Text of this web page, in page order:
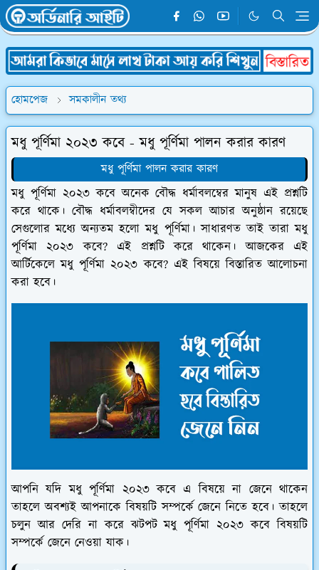
হোমপেজ সমকালীন তথ্য
মধু পূর্ণিমা ২০২৩ কবে - মধু পূর্ণিমা পালন করার কারণ
মধু পূর্ণিমা পালন করার কারণ
মধু পূর্ণিমা ২০২৩ কবে অনেক বৌদ্ধ ধর্মাবলম্বের মানুষ এই প্রশ্নটি
করে থাকে। বৌদ্ধ ধর্মাবলম্বীদের যে সকল আচার অনুষ্ঠান রয়েছে
সেগুলোর মধ্যে অন্যতম হলো মধু পূর্ণিমা। সাধারণত তাই তারা মধু
পূর্ণিমা ২০২৩ কবে? এই প্রশ্নটি করে থাকেন। আজকের এই
আর্টিকেলে মধু পূর্ণিমা ২০২৩ কবে? এই বিষয়ে বিস্তারিত আলোচনা
করা হবে।
আপনি যদি মধু পূর্ণিমা ২০২৩ কবে এ বিষয়ে না জেনে থাকেন
তাহলে অবশ্যই আপনাকে বিষয়টি সম্পর্কে জেনে নিতে হবে। তাহলে
চলুন আর দেরি না করে ঝটপট মধু পূর্ণিমা ২০২৩ কবে বিষয়টি
সম্পর্কে জেনে নেওয়া যাক।